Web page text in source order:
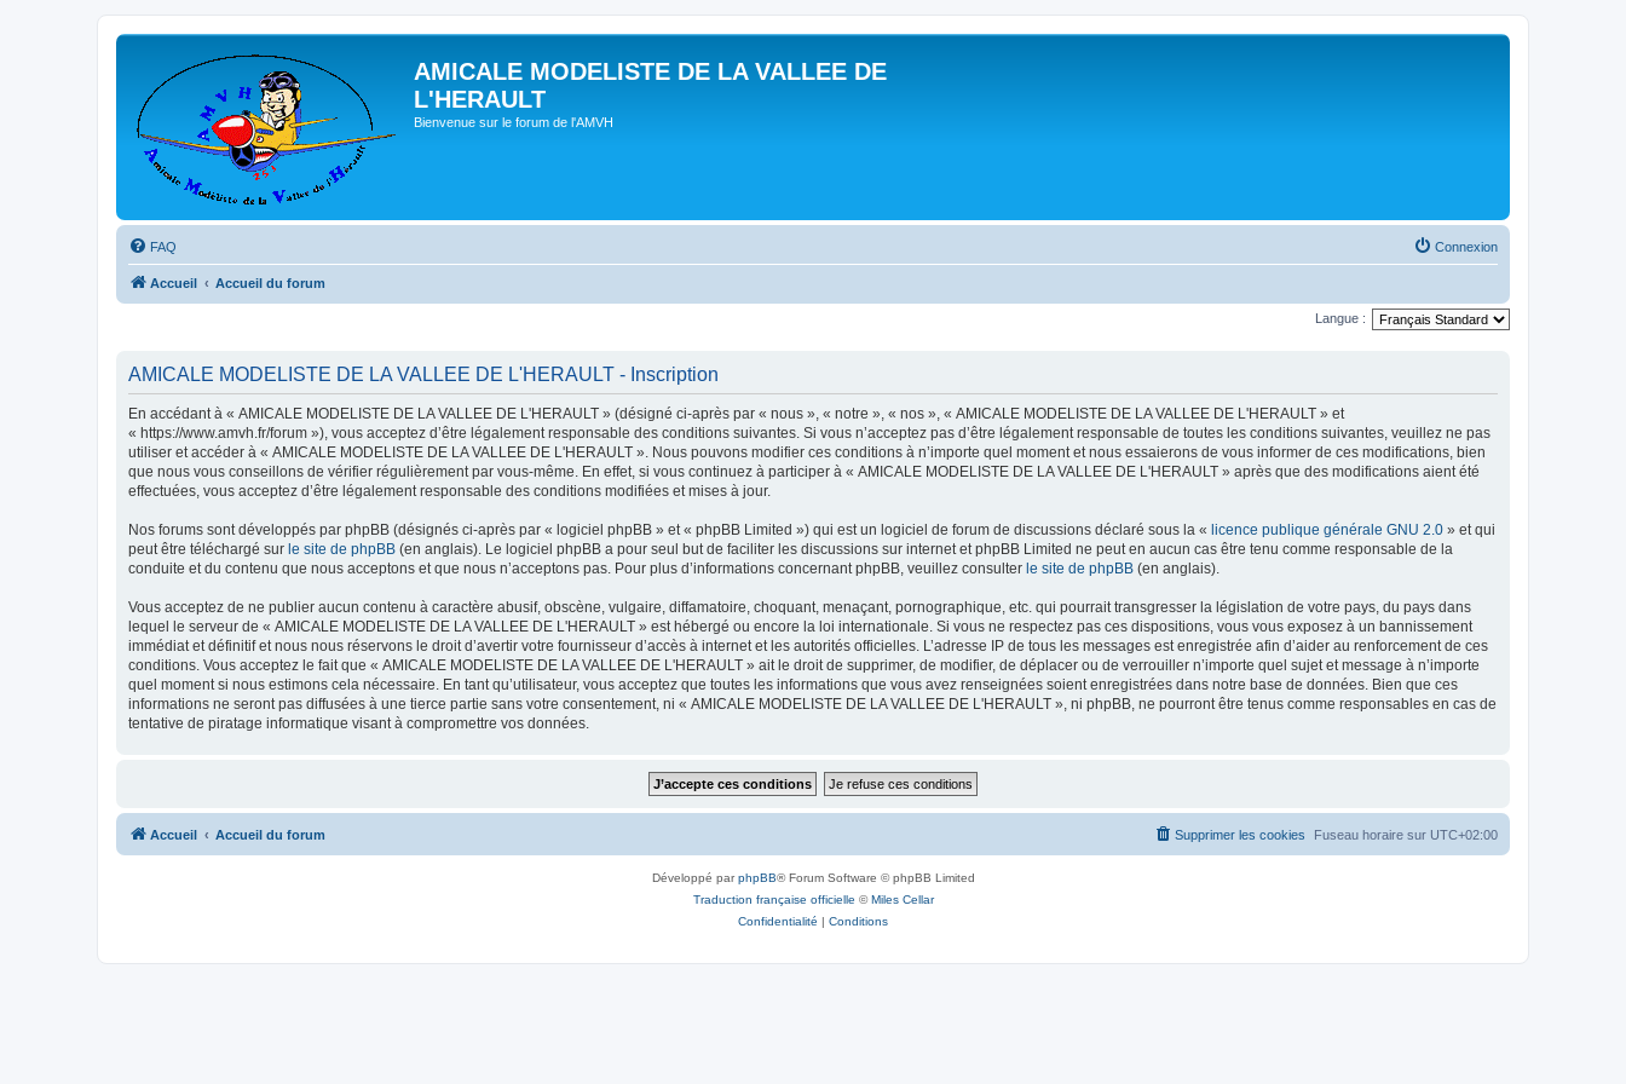
AMICALE MODELISTE DE LA VALLEE DE
L'HERAULT
Bienvenue sur le forum de l'AMVH
FAQ Connexion
Accueil Accueil du forum
Langue :
AMICALE MODELISTE DE LA VALLEE DE L'HERAULT - Inscription
En accédant à « AMICALE MODELISTE DE LA VALLEE DE L'HERAULT » (désigné ci-après par « nous », « notre », « nos », « AMICALE MODELISTE DE LA VALLEE DE L'HERAULT » et
« https://www.amvh.fr/forum »), vous acceptez d’être légalement responsable des conditions suivantes. Si vous n’acceptez pas d’être légalement responsable de toutes les conditions suivantes, veuillez ne pas
utiliser et accéder à « AMICALE MODELISTE DE LA VALLEE DE L'HERAULT ». Nous pouvons modifier ces conditions à n’importe quel moment et nous essaierons de vous informer de ces modifications, bien
que nous vous conseillons de vérifier régulièrement par vous-même. En effet, si vous continuez à participer à « AMICALE MODELISTE DE LA VALLEE DE L'HERAULT » après que des modifications aient été
effectuées, vous acceptez d’être légalement responsable des conditions modifiées et mises à jour.
Nos forums sont développés par phpBB (désignés ci-après par « logiciel phpBB » et « phpBB Limited ») qui est un logiciel de forum de discussions déclaré sous la « licence publique générale GNU 2.0 » et qui
peut être téléchargé sur le site de phpBB (en anglais). Le logiciel phpBB a pour seul but de faciliter les discussions sur internet et phpBB Limited ne peut en aucun cas être tenu comme responsable de la
conduite et du contenu que nous acceptons et que nous n’acceptons pas. Pour plus d’informations concernant phpBB, veuillez consulter le site de phpBB (en anglais).
Vous acceptez de ne publier aucun contenu à caractère abusif, obscène, vulgaire, diffamatoire, choquant, menaçant, pornographique, etc. qui pourrait transgresser la législation de votre pays, du pays dans
lequel le serveur de « AMICALE MODELISTE DE LA VALLEE DE L'HERAULT » est hébergé ou encore la loi internationale. Si vous ne respectez pas ces dispositions, vous vous exposez à un bannissement
immédiat et définitif et nous nous réservons le droit d’avertir votre fournisseur d’accès à internet et les autorités officielles. L’adresse IP de tous les messages est enregistrée afin d’aider au renforcement de ces
conditions. Vous acceptez le fait que « AMICALE MODELISTE DE LA VALLEE DE L'HERAULT » ait le droit de supprimer, de modifier, de déplacer ou de verrouiller n’importe quel sujet et message à n’importe
quel moment si nous estimons cela nécessaire. En tant qu’utilisateur, vous acceptez que toutes les informations que vous avez renseignées soient enregistrées dans notre base de données. Bien que ces
informations ne seront pas diffusées à une tierce partie sans votre consentement, ni « AMICALE MODELISTE DE LA VALLEE DE L'HERAULT », ni phpBB, ne pourront être tenus comme responsables en cas de
tentative de piratage informatique visant à compromettre vos données.
Accueil Accueil du forum Fuseau horaire sur UTC+02:00
Supprimer les cookies
Développé parphpBB® Forum Software © phpBB Limited
Traduction française officielle ©Miles Cellar
Confidentialité | Conditions